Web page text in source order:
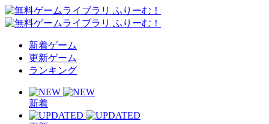
新着ゲーム
更新ゲーム
ランキング
新着